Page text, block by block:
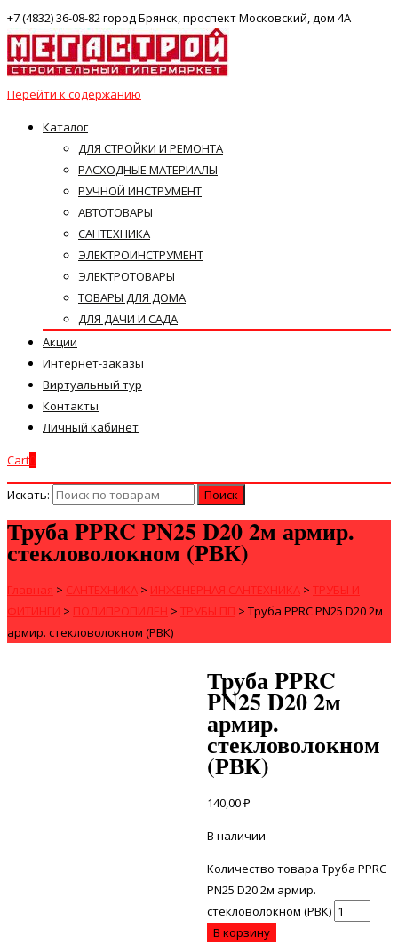
+7 (4832) 36-08-82 город Брянск, проспект Московский, дом 4А
Перейти к содержанию
Каталог
ДЛЯ СТРОЙКИ И РЕМОНТА
РАСХОДНЫЕ МАТЕРИАЛЫ
РУЧНОЙ ИНСТРУМЕНТ
АВТОТОВАРЫ
САНТЕХНИКА
ЭЛЕКТРОИНСТРУМЕНТ
ЭЛЕКТРОТОВАРЫ
ТОВАРЫ ДЛЯ ДОМА
ДЛЯ ДАЧИ И САДА
Акции
Интернет-заказы
Виртуальный тур
Контакты
Личный кабинет
Cart
Искать:
Труба PPRC PN25 D20 2м армир.
стекловолокном (РВК)
Главная > САНТЕХНИКА > ИНЖЕНЕРНАЯ САНТЕХНИКА > ТРУБЫ И
ФИТИНГИ > ПОЛИПРОПИЛЕН > ТРУБЫ ПП > Труба PPRC PN25 D20 2м
армир. стекловолокном (РВК)
Труба PPRC
PN25 D20 2м
армир.
стекловолокном
(РВК)
140,00₽
В наличии
Количество товара Труба PPRC
PN25 D20 2м армир.
стекловолокном (РВК)
В корзину